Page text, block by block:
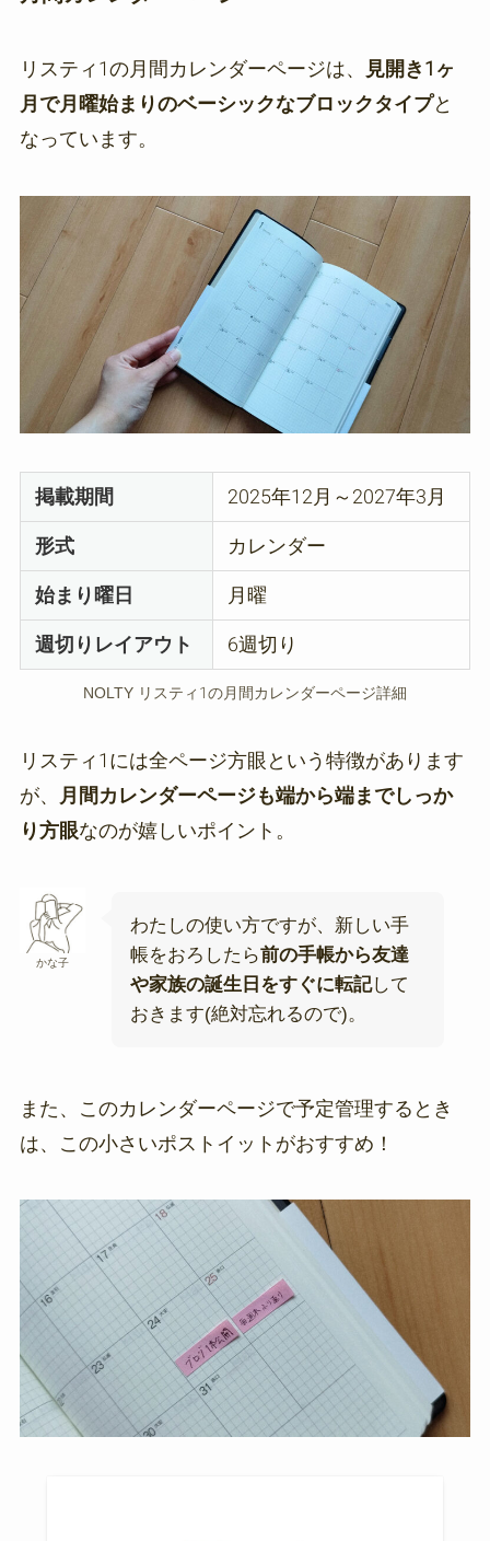
リスティ1の月間カレンダーページは、
見開き1ヶ
月で月曜始まりのベーシックなブロックタイプと
なっています。
掲載期間 2025年12月～2027年3月
形式 カレンダー
始まり曜日 月曜
週切りレイアウト 6週切り
NOLTY リスティ1の月間カレンダーページ詳細
リスティ1には全ページ方眼という特徴があります
が、
月間カレンダーページも端から端までしっか
り方眼なのが嬉しいポイント。
かな子
わたしの使い方ですが、新しい手
帳をおろしたら前の手帳から友達
や家族の誕生日をすぐに転記して
おきます(絶対忘れるので)。
また、このカレンダーページで予定管理するとき
は、この小さいポストイットがおすすめ！